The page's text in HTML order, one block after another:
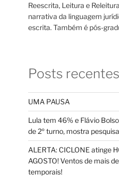
Reescrita, Leitura e
narrativa da linguagem
escrita. Também é pós-
Posts recentes
UMA PAUSA
Lula tem 46% e Flávio
de 2º turno, mostra
ALERTA: CICLONE atinge
AGOSTO! Ventos de mais
temporais!